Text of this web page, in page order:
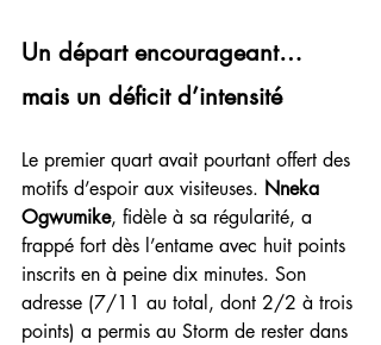
Un départ encourageant…
mais un déficit d’intensité
Le premier quart avait pourtant offert des
motifs d’espoir aux visiteuses. Nneka
Ogwumike, fidèle à sa régularité, a
frappé fort dès l’entame avec huit points
inscrits en à peine dix minutes. Son
adresse (7/11 au total, dont 2/2 à trois
points) a permis au Storm de rester dans